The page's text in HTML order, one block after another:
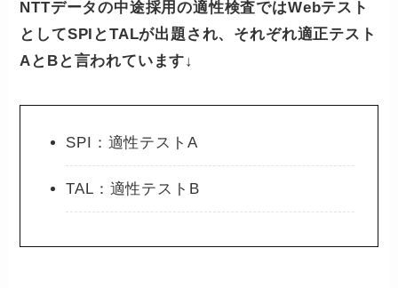
NTTデータの中途採用の適性検査ではWebテスト
としてSPIとTALが出題され、それぞれ適正テスト
AとBと言われています↓
SPI：適性テストA
TAL：適性テストB